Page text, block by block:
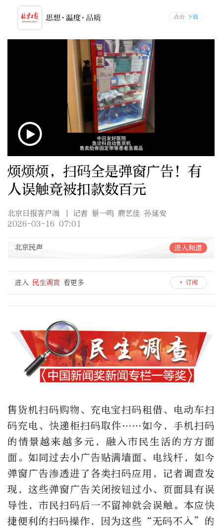
烦烦烦，扫码全是弹窗广告！有
人误触竟被扣款数百元
北京日报客户端
| 记者 景一鸣 鹿艺佳 孙延安
2026-03-16 07:01
北京民声 进入频道
进入 民生调查 看更多 + 订阅
售货机扫码购物、充电宝扫码租借、电动车扫
码充电、快递柜扫码取件……如今，手机扫码
的情景越来越多元，融入市民生活的方方面
面。如同过去小广告贴满墙面、电线杆，如今
弹窗广告渗透进了各类扫码应用，记者调查发
现，这些弹窗广告关闭按钮过小、页面具有误
导性，市民扫码后一不留神就会误触。本应快
捷便利的扫码操作，因为这些“无码不入”的